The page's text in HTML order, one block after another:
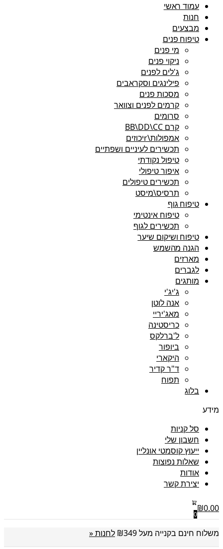
עמוד ראשי
חנות
מבצעים
טיפוח פנים
מי פנים
ניקוי פנים
ג'לים לפנים
פילינגים וסקראבים
מסכות פנים
קרמים לפנים וצוואר
סרומים
קרם BB\DD\CC
אמפולות\rיכוזים
תכשירים לעיניים ושפתיים
טיפול נקודתי
איפור טיפולי
תכשירים טיפולים
תרסיס\מיסט
טיפוח גוף
טיפוח אינטימי
תכשירים לגוף
טיפוח ושיקום שיער
הגנה מהשמש
מארזים
לגברים
מותגים
ג'יג'י
אנה לוטן
מאג'יריי
כריסטינה
ל'ברלקס
ביופור
היקארי
ד"ר קדיר
תפוח
בלוג
מידע
סל קניות
חשבון שלי
ייעוץ קוסמטי אונליין
שאלות נפוצות
אודות
יצירת קשר
₪0.00
0
משלוח חינם בקנייה מעל ₪349
לחנות «